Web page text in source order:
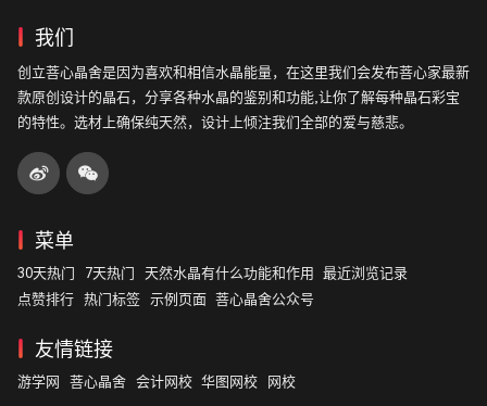
我们
创立菩心晶舍是因为喜欢和相信水晶能量，在这里我们会发布菩心家最新
款原创设计的晶石，分享各种水晶的鉴别和功能,让你了解每种晶石彩宝
的特性。选材上确保纯天然，设计上倾注我们全部的爱与慈悲。
菜单
30天热门 7天热门 天然水晶有什么功能和作用
最近浏览记录
点赞排行 热门标签 示例页面 菩心晶舍公众号
友情链接
游学网 菩心晶舍 会计网校 华图网校 网校